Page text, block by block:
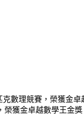
數理競賽，榮獲金
獲金卓越數學王金